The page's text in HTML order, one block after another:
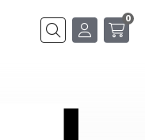
Buscar
0